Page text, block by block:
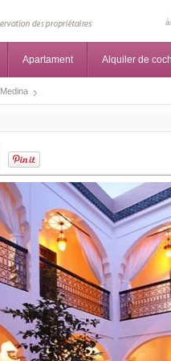
Apartament Alquiler de
Medina